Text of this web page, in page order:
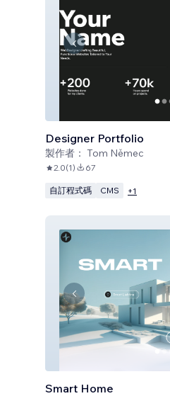
Designer Portfolio
製作者： Tom Němec
2.0(1) 67
自訂程式碼 CMS +1
Smart Home